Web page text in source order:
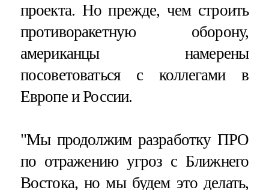
проекта. Но прежде, чем строить
противоракетную оборону,
американцы намерены
посоветоваться с коллегами в
Европе и России.
"Мы продолжим разработку ПРО
по отражению угроз с Ближнего
Востока, но мы будем это делать,